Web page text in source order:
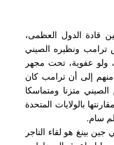
قادة الدول العظمى،
ترامب ونظيره الصيني
عفوية، تحت مجهر
منهم إلى أن ترامب كان
متزنا ومتماسكا
بالولايات المتحدة
سام.
بينغ هو لقاء التاجر